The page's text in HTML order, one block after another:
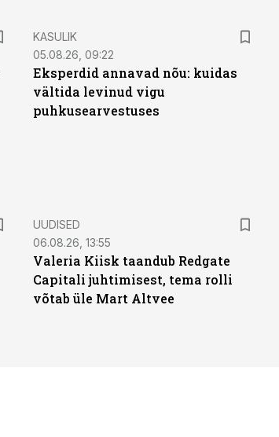
KASULIK
05.08.26, 09:22
Eksperdid annavad nõu: kuidas
vältida levinud vigu
puhkusearvestuses
UUDISED
06.08.26, 13:55
Valeria Kiisk taandub Redgate
Capitali juhtimisest, tema rolli
võtab üle Mart Altvee